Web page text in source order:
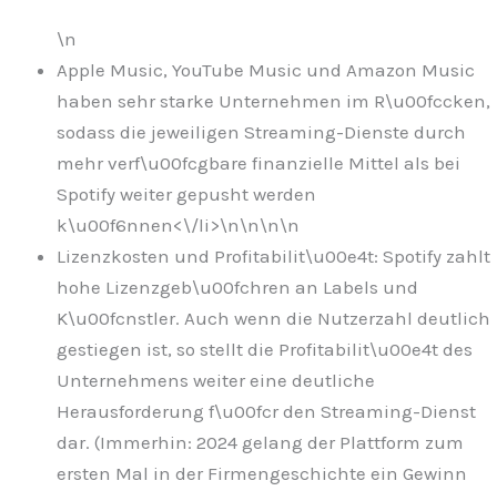
\n
Apple Music, YouTube Music und Amazon Music
haben sehr starke Unternehmen im R\u00fccken,
sodass die jeweiligen Streaming-Dienste durch
mehr verf\u00fcgbare finanzielle Mittel als bei
Spotify weiter gepusht werden
k\u00f6nnen<\/li>\n\n\n\n
Lizenzkosten und Profitabilit\u00e4t: Spotify zahlt
hohe Lizenzgeb\u00fchren an Labels und
K\u00fcnstler. Auch wenn die Nutzerzahl deutlich
gestiegen ist, so stellt die Profitabilit\u00e4t des
Unternehmens weiter eine deutliche
Herausforderung f\u00fcr den Streaming-Dienst
dar. (Immerhin: 2024 gelang der Plattform zum
ersten Mal in der Firmengeschichte ein Gewinn